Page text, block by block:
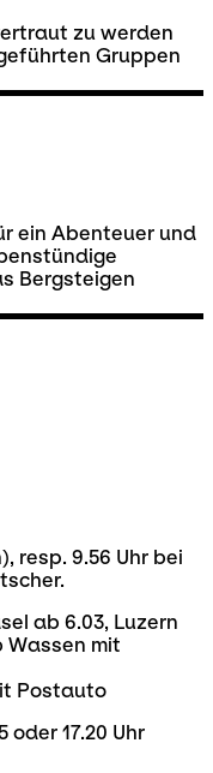
zu werden
Gruppen
ein Abenteuer und
Bergsteigen
resp. 9.56 Uhr bei
ab 6.03, Luzern
Wassen mit
Postauto
oder 17.20 Uhr